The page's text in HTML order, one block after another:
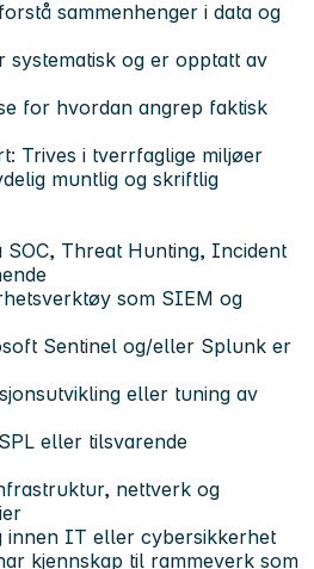
sammenhenger i data og
og er opptatt av
for hvordan angrep faktisk
Trives i tverrfaglige miljøer
muntlig og skriftlig
SOC, Threat Hunting, Incident
som SIEM og
Sentinel og/eller Splunk er
eller tuning av
eller tilsvarende
nettverk og
innen IT eller cybersikkerhet
kjennskap til rammeverk som